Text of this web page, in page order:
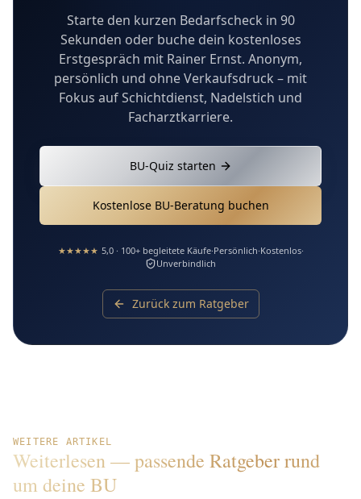
Starte den kurzen Bedarfscheck in 90
Sekunden oder buche dein kostenloses
Erstgespräch mit Rainer Ernst. Anonym,
persönlich und ohne Verkaufsdruck – mit
Fokus auf Schichtdienst, Nadelstich und
Facharztkarriere.
BU-Quiz starten
Kostenlose BU-Beratung buchen
★★★★★ 5,0 · 100+ begleitete Käufe·Persönlich·Kostenlos·
Unverbindlich
Zurück zum Ratgeber
WEITERE ARTIKEL
Weiterlesen — passende Ratgeber rund
um deine BU